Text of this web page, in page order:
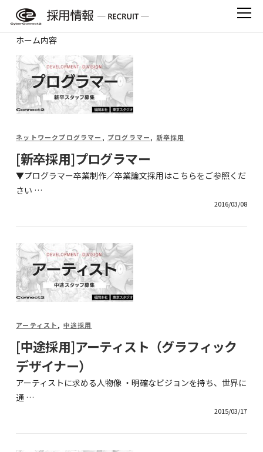
contentホーム内容
ネットワークプログラマー , プログラマー, 新卒採用
[新卒採用]プログラマー
▼プログラマー卒業制作／卒業論文採用はこちらをご参照くだ
さい …
2016/03/08
アーティスト, 中途採用
[中途採用]アーティスト（グラフィック
デザイナー）
アーティストに求める人物像 ・明確なビジョンを持ち、世界に
通 …
2015/03/17